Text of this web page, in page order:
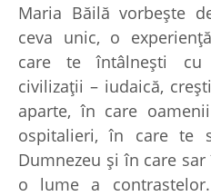
Maria Băilă vorbeşte
ceva unic, o
care te întâlneşti cu
civilizaţii – iudaică,
aparte, în care
ospitalieri, în care te
Dumnezeu şi în care
o lume a